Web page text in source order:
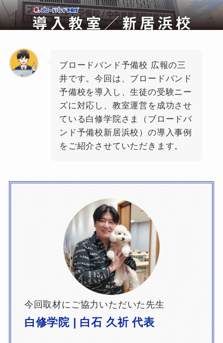
新着記事
営を実現】全科目対応と授業品
質の安定を実現したエック進学
教室の事例
2026年7月21日 塾･予備校関係者向け
【同志社大学合格】地方×部活
多忙でも逆転合格。同志社に合
格した生徒の体験記
化学院校の事例
2026年6月6日
【岡山大学合格】ブロヨビで共
通テスト高得点を実現。岡山大
に合格した生徒の体験記
2026年6月4日
【上智大学合格】独学では伸び
なかった世界史を克服。上智大
に合格した生徒の体験記
2026年5月29日
ブロードバンド予備校 広報の三
井です。今回は、ブロードバンド
予備校を導入し、生徒の受験ニー
ズに対応し、教室運営を成功させ
ている白修学院さま（ブロードバ
ンド予備校新居浜校）の導入事例
をご紹介させていただきます。
今回取材にご協力いただいた先生
白修学院 | 白石 久祈 代表